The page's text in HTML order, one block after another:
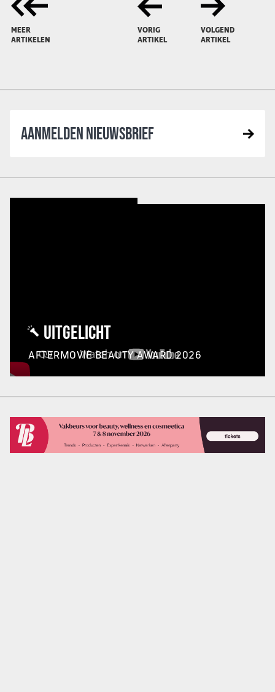
MEER
ARTIKELEN
VORIG
ARTIKEL
VOLGEND
ARTIKEL
AANMELDEN NIEUWSBRIEF
UITGELICHT
AFTERMOVIE BEAUTY AWARD 2026